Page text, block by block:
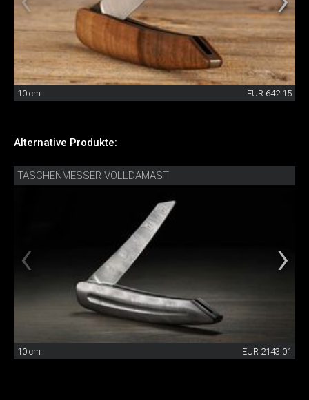
10 cm EUR 642.15
Alternative Produkte:
TASCHENMESSER VOLLDAMAST
10 cm EUR 2143.01